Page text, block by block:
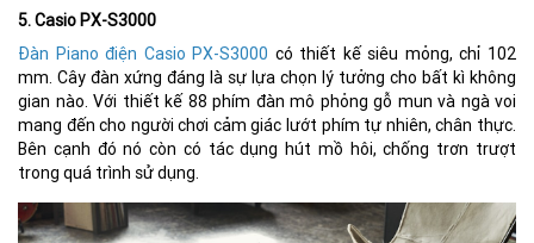
5. Casio PX-S3000
Đàn Piano điện Casio PX-S3000 có thiết kế siêu mỏng, chỉ 102
mm. Cây đàn xứng đáng là sự lựa chọn lý tưởng cho bất kì không
gian nào. Với thiết kế 88 phím đàn mô phỏng gỗ mun và ngà voi
mang đến cho người chơi cảm giác lướt phím tự nhiên, chân thực.
Bên cạnh đó nó còn có tác dụng hút mồ hôi, chống trơn trượt
trong quá trình sử dụng.